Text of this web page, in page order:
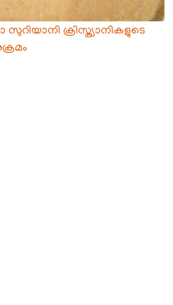
ക്രിസ്ത്യാനികളുടെ